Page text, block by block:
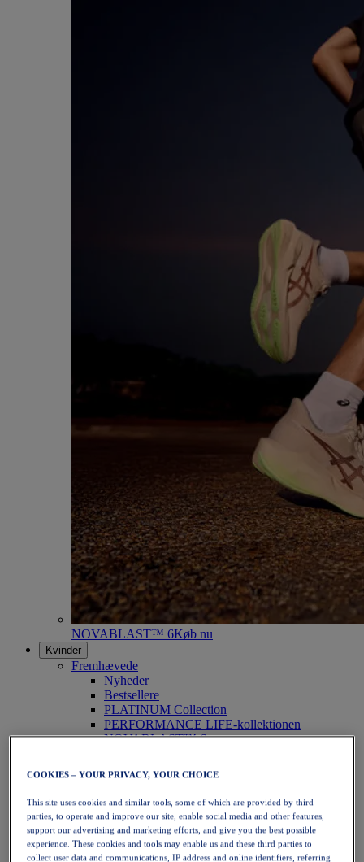
NOVABLAST™ 6Køb nu
Kvinder
Fremhævede
Nyheder
Bestsellere
PLATINUM Collection
PERFORMANCE LIFE-kollektionen
NOVABLAST™ 6
Løb
Trailløb
Tennis
Volleyball
Håndbold
Padel
Netbold
COOKIES – YOUR PRIVACY, YOUR CHOICE
This site uses cookies and similar tools, some of which are provided by third
parties, to operate and improve our site, enable social media and other features,
support our advertising and marketing efforts, and give you the best possible
experience. These cookies and tools may enable us and these third parties to
collect user data and communications, IP address and online identifiers, referring